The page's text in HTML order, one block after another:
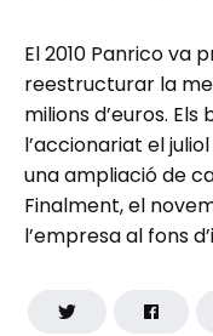
El 2010 Panrico va
reestructurar la
milions d’euros.
l’accionariat el
una ampliació de
Finalment, el
l’empresa al fons